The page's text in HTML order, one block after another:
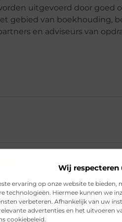
Wij respecteren
ervaring op onze website te bieden,
technologieën. Hiermee kunnen we
verbeteren. Afhankelijk van uw
advertenties en het uitvoeren
cookiebeleid.
uitgevoerd door goed
gebied van boekhouding,
en adviseurs van
een IT Auditor bij
en opleiding zijn vereist?
deze IT Auditor positie?